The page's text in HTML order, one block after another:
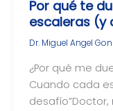
Por qué te
escaleras (y
Dr. Miguel Angel
¿Por qué me
Cuando cada